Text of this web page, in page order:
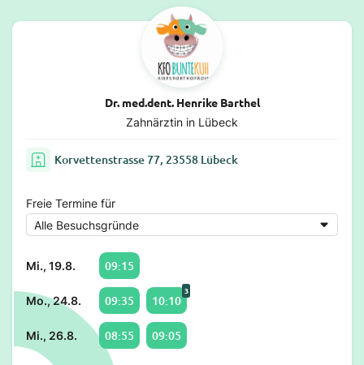
Dr. med.dent. Henrike Barthel
Zahnärztin in Lübeck
Korvettenstrasse 77, 23558 Lübeck
Freie Termine für
Mi., 19.8. 09:15
Mo., 24.8. 09:35 10:10
3
Mi., 26.8. 08:55 09:05